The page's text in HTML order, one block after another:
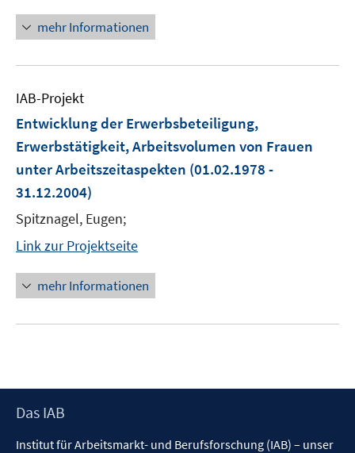
mehr Informationen
IAB-Projekt
Entwicklung der Erwerbsbeteiligung,
Erwerbstätigkeit, Arbeitsvolumen von Frauen
unter Arbeitszeitaspekten (01.02.1978 -
31.12.2004)
Spitznagel, Eugen;
Link zur Projektseite
mehr Informationen
Footer
Das IAB
Institut für Arbeitsmarkt- und Berufsforschung (IAB) – unser